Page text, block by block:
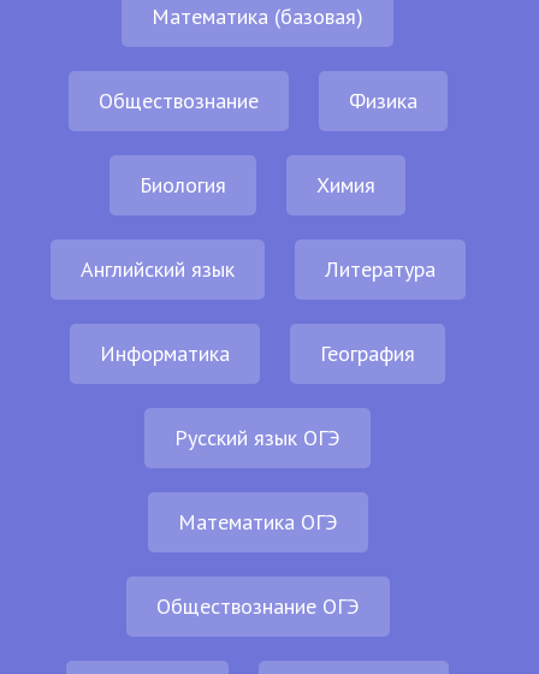
Математика (базовая)
Обществознание Физика
Биология Химия
Английский язык Литература
Информатика География
Русский язык ОГЭ
Математика ОГЭ
Обществознание ОГЭ